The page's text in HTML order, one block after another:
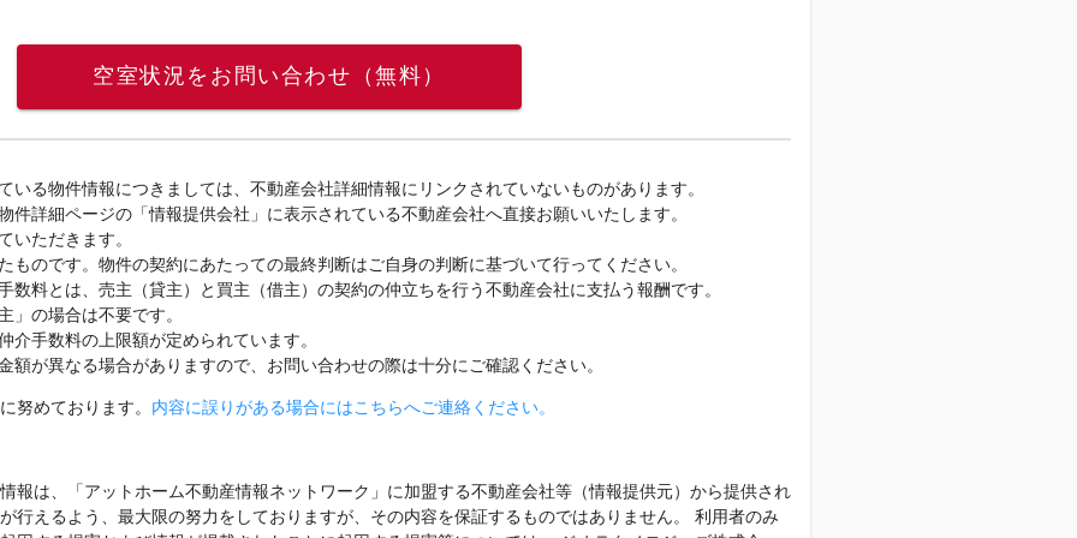
空室状況をお問い合わせ（無料）
いる物件情報につきましては、不動産会社詳細情報にリンクされていないものがあります。
件詳細ページの「情報提供会社」に表示されている不動産会社へ直接お願いいたします。
いただきます。
ものです。物件の契約にあたっての最終判断はご自身の判断に基づいて行ってください。
数料とは、売主（貸主）と買主（借主）の契約の仲立ちを行う不動産会社に支払う報酬です。
の場合は不要です。
介手数料の上限額が定められています。
額が異なる場合がありますので、お問い合わせの際は十分にご確認ください。
努めております。 内容に誤りがある場合にはこちらへご連絡ください。
報は、「アットホーム不動産情報ネットワーク」に加盟する不動産会社等（情報提供元）から提供され
行えるよう、最大限の努力をしておりますが、その内容を保証するものではありません。 利用者のみ